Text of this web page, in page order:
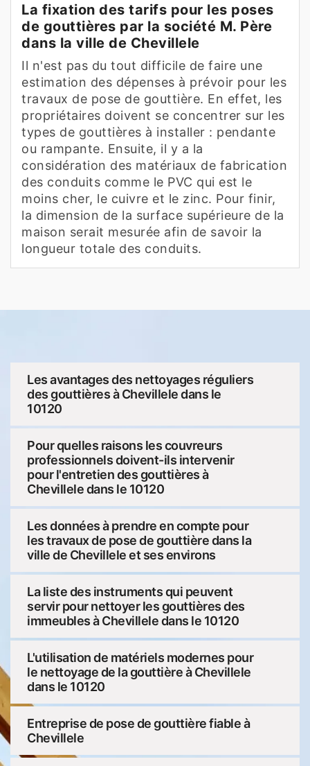
La fixation des tarifs pour les poses
de gouttières par la société M. Père
dans la ville de Chevillele
Il n'est pas du tout difficile de faire une
estimation des dépenses à prévoir pour les
travaux de pose de gouttière. En effet, les
propriétaires doivent se concentrer sur les
types de gouttières à installer : pendante
ou rampante. Ensuite, il y a la
considération des matériaux de fabrication
des conduits comme le PVC qui est le
moins cher, le cuivre et le zinc. Pour finir,
la dimension de la surface supérieure de la
maison serait mesurée afin de savoir la
longueur totale des conduits.
Les avantages des nettoyages réguliers
des gouttières à Chevillele dans le
10120
Pour quelles raisons les couvreurs
professionnels doivent-ils intervenir
pour l'entretien des gouttières à
Chevillele dans le 10120
Les données à prendre en compte pour
les travaux de pose de gouttière dans la
ville de Chevillele et ses environs
La liste des instruments qui peuvent
servir pour nettoyer les gouttières des
immeubles à Chevillele dans le 10120
L'utilisation de matériels modernes pour
le nettoyage de la gouttière à Chevillele
dans le 10120
Entreprise de pose de gouttière fiable à
Chevillele